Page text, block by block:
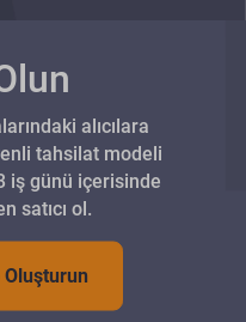
alıcılara
tahsilat modeli
iş günü içerisinde
satıcı ol.